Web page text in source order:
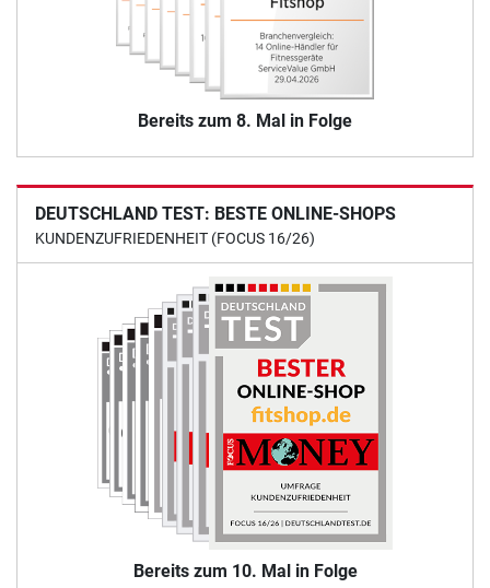
Bereits zum 8. Mal in Folge
DEUTSCHLAND TEST: BESTE ONLINE-SHOPS
KUNDENZUFRIEDENHEIT (FOCUS 16/26)
Bereits zum 10. Mal in Folge